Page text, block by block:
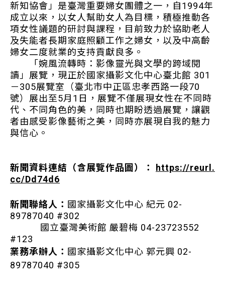
新知協會」是臺灣重要婦女團體之一，自1994年
成立以來，以女人幫助女人為目標，積極推動各
項女性議題的研討與課程，目前致力於協助老人
及失能者長期家庭照顧工作之婦女，以及中高齡
婦女二度就業的支持貢獻良多。
「婉風流轉時：影像靈光與文學的跨域閱
讀」展覽，現正於國家攝影文化中心臺北館 301
－305展覽室（臺北市中正區忠孝西路一段70
號）展出至5月1日，展覽不僅展現女性在不同時
代、不同角色的美，同時也期盼透過展覽，讓觀
者由感受影像藝術之美，同時亦展現自我的魅力
與信心。
新聞資料連結（含展覽作品圖）：
https://reurl.
cc/Dd74d6
新聞聯絡人： 國家攝影文化中心 紀元 02-
89787040 #302
國立臺灣美術館 嚴碧梅 04-23723552
#123
業務承辦人： 國家攝影文化中心 郭元興 02-
89787040 #305